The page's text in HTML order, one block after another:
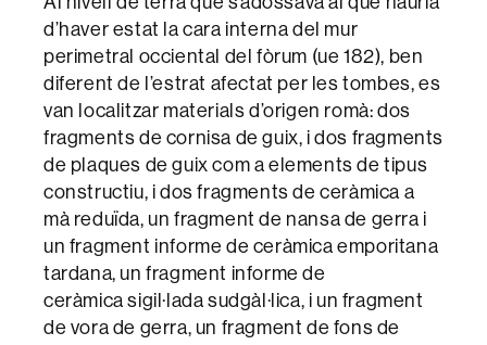
d’haver estat la cara interna del mur
perimetral occiental del fòrum (ue 182), ben
diferent de l’estrat afectat per les tombes, es
van localitzar materials d’origen romà: dos
fragments de cornisa de guix, i dos fragments
de plaques de guix com a elements de tipus
constructiu, i dos fragments de ceràmica a
mà reduïda, un fragment de nansa de gerra i
un fragment informe de ceràmica emporitana
tardana, un fragment informe de
ceràmica sigil·lada sudgàl·lica, i un fragment
de vora de gerra, un fragment de fons de